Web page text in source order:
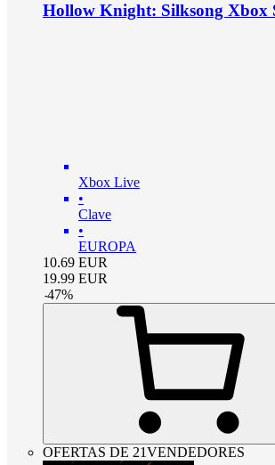
Hollow Knight: Silksong Xbox
Xbox Live
•
Clave
•
EUROPA
10.69 EUR
19.99 EUR
-47%
OFERTAS DE 21VENDEDORES